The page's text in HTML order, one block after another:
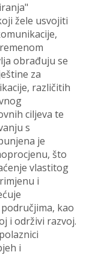
žele usvojiti
obrađuju se
za
različitih
ciljeva te
s
je
što
vlastitog
i
kao
i održivi razvoj.
i